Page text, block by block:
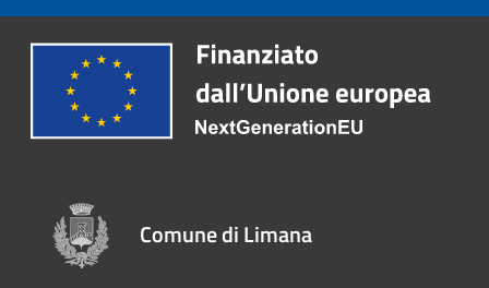
Comune di Limana